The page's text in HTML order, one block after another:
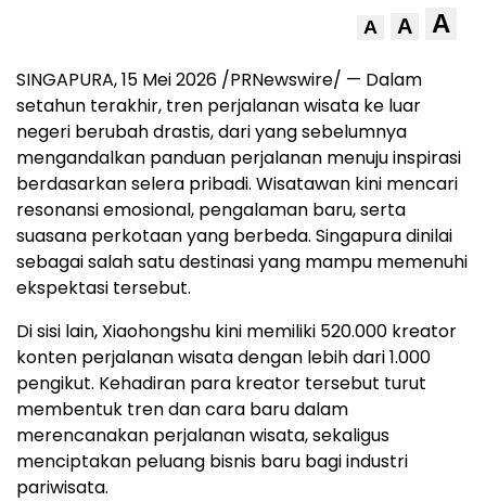
A A A
SINGAPURA, 15 Mei 2026 /PRNewswire/ — Dalam
setahun terakhir, tren perjalanan wisata ke luar
negeri berubah drastis, dari yang sebelumnya
mengandalkan panduan perjalanan menuju inspirasi
berdasarkan selera pribadi. Wisatawan kini mencari
resonansi emosional, pengalaman baru, serta
suasana perkotaan yang berbeda. Singapura dinilai
sebagai salah satu destinasi yang mampu memenuhi
ekspektasi tersebut.
Di sisi lain, Xiaohongshu kini memiliki 520.000 kreator
konten perjalanan wisata dengan lebih dari 1.000
pengikut. Kehadiran para kreator tersebut turut
membentuk tren dan cara baru dalam
merencanakan perjalanan wisata, sekaligus
menciptakan peluang bisnis baru bagi industri
pariwisata.